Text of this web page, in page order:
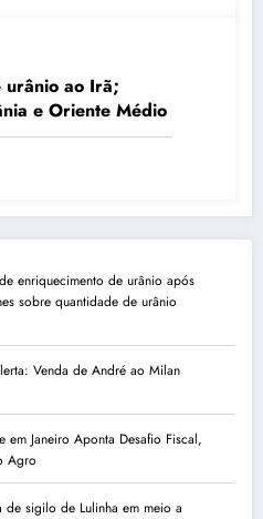
urânio ao Irã;
e Oriente Médio
enriquecimento de urânio após
sobre quantidade de urânio
Venda de André ao Milan
em Janeiro Aponta Desafio Fiscal,
Agro
sigilo de Lulinha em meio a